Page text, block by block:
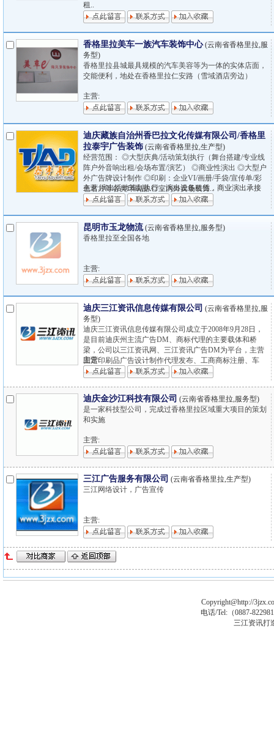
租..
香格里拉美车一族汽车装饰中心(云南省香格里拉,服
务型)
香格里拉县城最具规模的汽车美容等为一体的实体店面，
交能便利，地处在香格里拉仁安路（雪域酒店旁边）
主营:
迪庆藏族自治州香巴拉文化传媒有限公司/香格里
拉泰宇广告装饰 (云南省香格里拉,生产型)
经营范围： ◎大型庆典/活动策划执行（舞台搭建/专业线
阵户外音响出租/会场布置/演艺） ◎商业性演出 ◎大型户
外广告牌设计制作 ◎印刷：企业VI/画册/手袋/宣传单/彩
色名片等各类印刷品 ◎室内外卖场装饰..
主营:演出活动筹划执行，演出设备租赁，商业演出承接
昆明市玉龙物流(云南省香格里拉,服务型)
香格里拉至全国各地
主营:
迪庆三江资讯信息传媒有限公司 (云南省香格里拉,服
务型)
迪庆三江资讯信息传媒有限公司成立于2008年9月28日，
是目前迪庆州主流广告DM、商标代理的主要载体和桥
梁，公司以三江资讯网、三江资讯广告DM为平台，主营
固定印刷品广告设计制作代理发布、工商商标注册、车
辆..
主营:
迪庆金沙江科技有限公司 (云南省香格里拉,服务型)
是一家科技型公司，完成过香格里拉区域重大项目的策划
和实施
主营:
三江广告服务有限公司 (云南省香格里拉,生产型)
三江网络设计，广告宣传
主营:
Copyright@http://
电话/Tel:（0887-
三江资讯打